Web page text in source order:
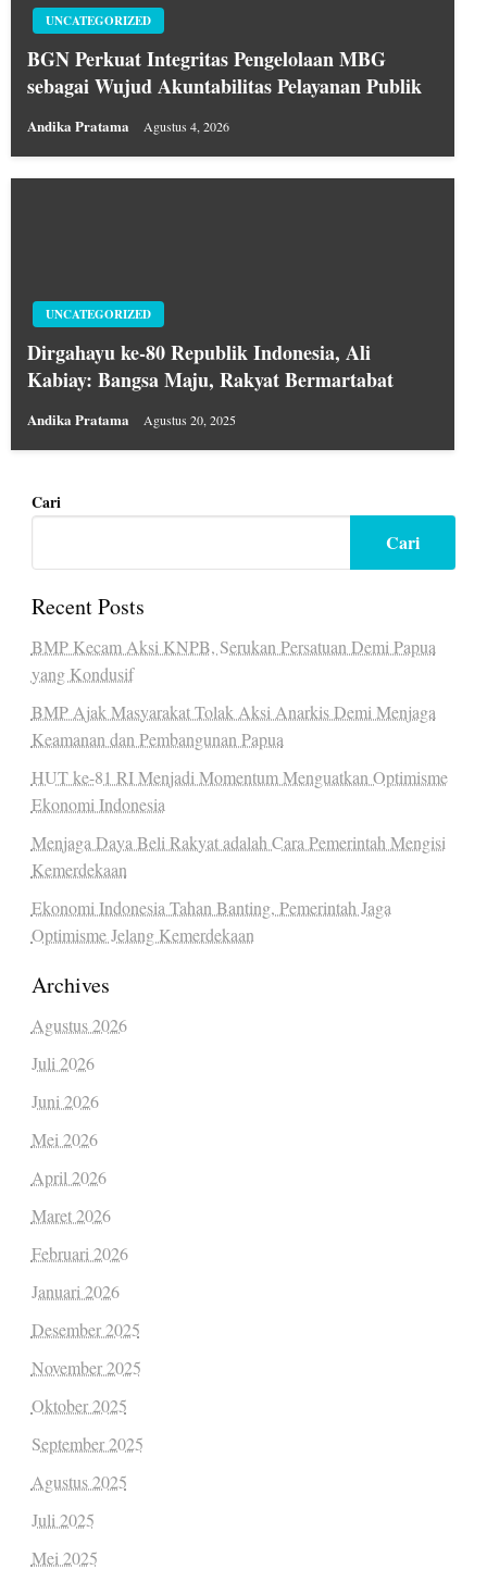
UNCATEGORIZED
BGN Perkuat Integritas Pengelolaan MBG
sebagai Wujud Akuntabilitas Pelayanan Publik
Andika Pratama Agustus 4, 2026
UNCATEGORIZED
Dirgahayu ke-80 Republik Indonesia, Ali
Kabiay: Bangsa Maju, Rakyat Bermartabat
Andika Pratama Agustus 20, 2025
Cari
Cari
Recent Posts
BMP Kecam Aksi KNPB, Serukan Persatuan Demi Papua
yang Kondusif
BMP Ajak Masyarakat Tolak Aksi Anarkis Demi Menjaga
Keamanan dan Pembangunan Papua
HUT ke-81 RI Menjadi Momentum Menguatkan Optimisme
Ekonomi Indonesia
Menjaga Daya Beli Rakyat adalah Cara Pemerintah Mengisi
Kemerdekaan
Ekonomi Indonesia Tahan Banting, Pemerintah Jaga
Optimisme Jelang Kemerdekaan
Archives
Agustus 2026
Juli 2026
Juni 2026
Mei 2026
April 2026
Maret 2026
Februari 2026
Januari 2026
Desember 2025
November 2025
Oktober 2025
September 2025
Agustus 2025
Juli 2025
Mei 2025